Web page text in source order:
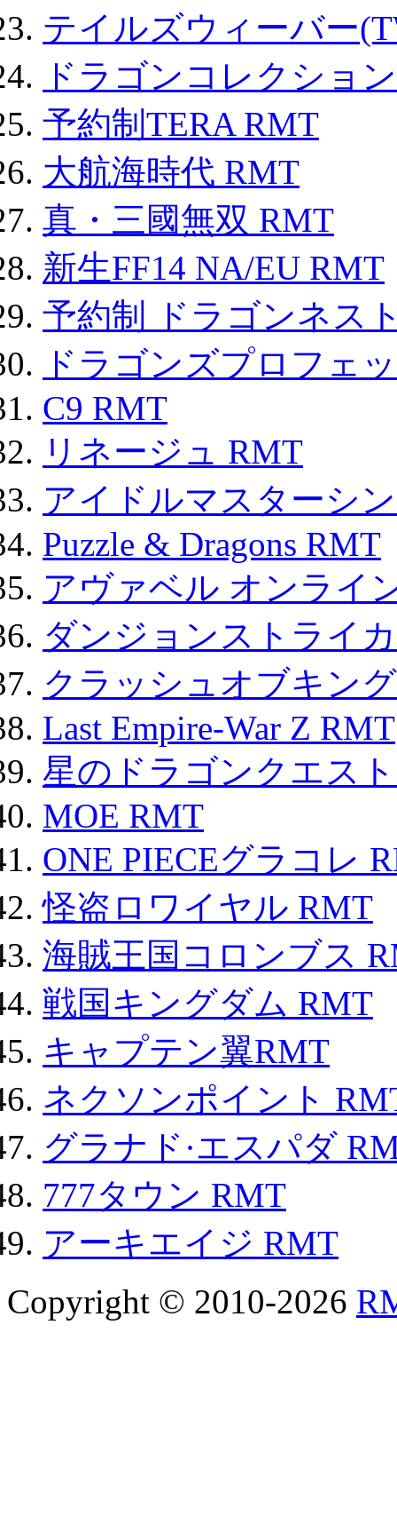
テイルズウィーバー
ドラゴンコレクショ
予約制TERA RMT
大航海時代 RMT
真・三國無双 RMT
新生FF14 NA/EU RMT
予約制 ドラゴンネス
ドラゴンズプロフェ
C9 RMT
リネージュ RMT
アイドルマスターシ
Puzzle & Dragons RMT
アヴァベル オンライ
ダンジョンストライ
クラッシュオブキン
Last Empire-War Z RMT
星のドラゴンクエス
MOE RMT
ONE PIECEグラコレ
怪盗ロワイヤル RMT
海賊王国コロンブス
戦国キングダム RMT
キャプテン翼RMT
ネクソンポイント
グラナド·エスパダ
777タウン RMT
アーキエイジ RMT
Copyright © 2010-2026